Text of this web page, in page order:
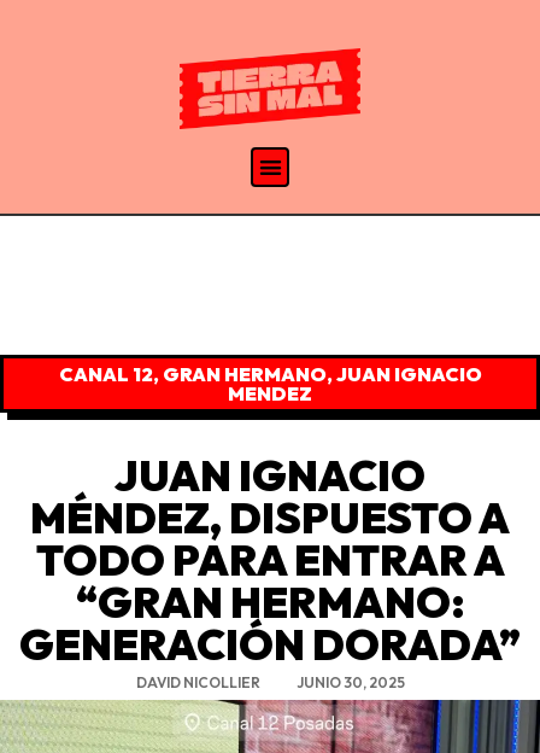
CANAL 12, GRAN HERMANO,JUAN IGNACIO
MENDEZ
JUAN IGNACIO
MÉNDEZ, DISPUESTO A
TODO PARA ENTRAR A
“GRAN HERMANO:
GENERACIÓN DORADA”
DAVID NICOLLIER JUNIO 30, 2025